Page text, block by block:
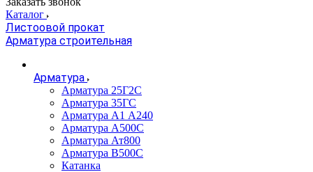
Каталог
Листоовой прокат
Арматура строительная
Арматура
Арматура 25Г2С
Арматура 35ГС
Арматура А1 А240
Арматура А500С
Арматура Ат800
Арматура В500С
Катанка